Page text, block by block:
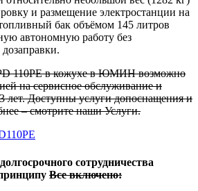
и размещение электростанции на
бак объёмом 145 литров
автономную работу без
110PE в кожухе в ЮМИН возможно
на сервисное обслуживание и
лет. Доступны услуги допоснащения и
– смотрите наши Услуги.
сотрудничества
Все включено: